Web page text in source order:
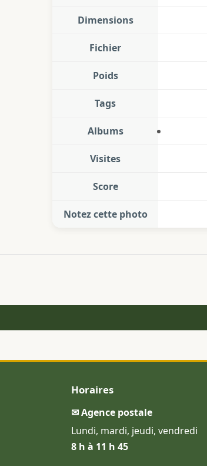
Dimensions
Fichier
Poids
Tags
Albums
Visites
Score
Notez cette photo
Horaires
✉ Agence postale
Lundi, mardi, jeudi, vendredi
8 h à 11 h 45